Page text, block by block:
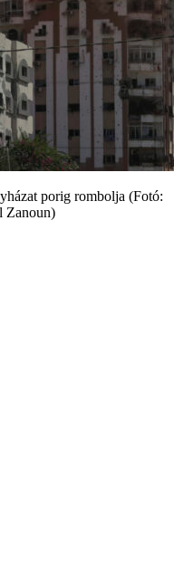
porig rombolja (Fotó:
Zanoun)